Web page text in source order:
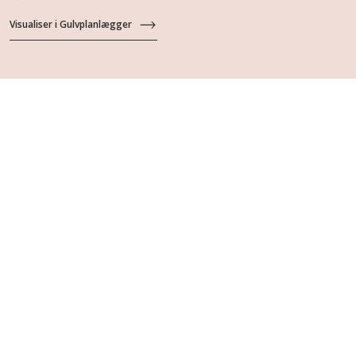
Visualiser i Gulvplanlægger